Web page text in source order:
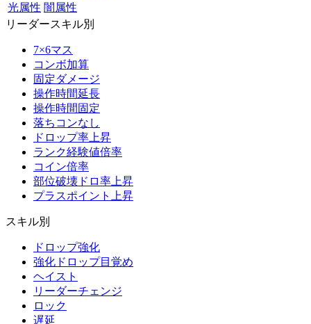
光属性 闇属性
リーダースキル別
7×6マス
コンボ加算
固定ダメージ
操作時間延長
操作時間固定
落ちコンなし
ドロップ率上昇
ランク経験値倍率
コイン倍率
部位破壊ドロ率上昇
プラスポイント上昇
スキル別
ドロップ強化
強化ドロップ目覚め
ヘイスト
リーダーチェンジ
ロック
遅延